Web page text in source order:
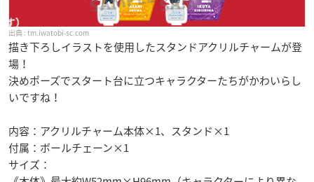
tm.iwatobi-sc.com
描き下ろしイラストを使用したスタンドアクリルチャームが登
場！
決めポーズでスタート台に立つキャラクターたちがかわいらし
いですね！
内容：アクリルチャーム本体×1、スタンド×1
付属：ボールチェーン×1
サイズ：